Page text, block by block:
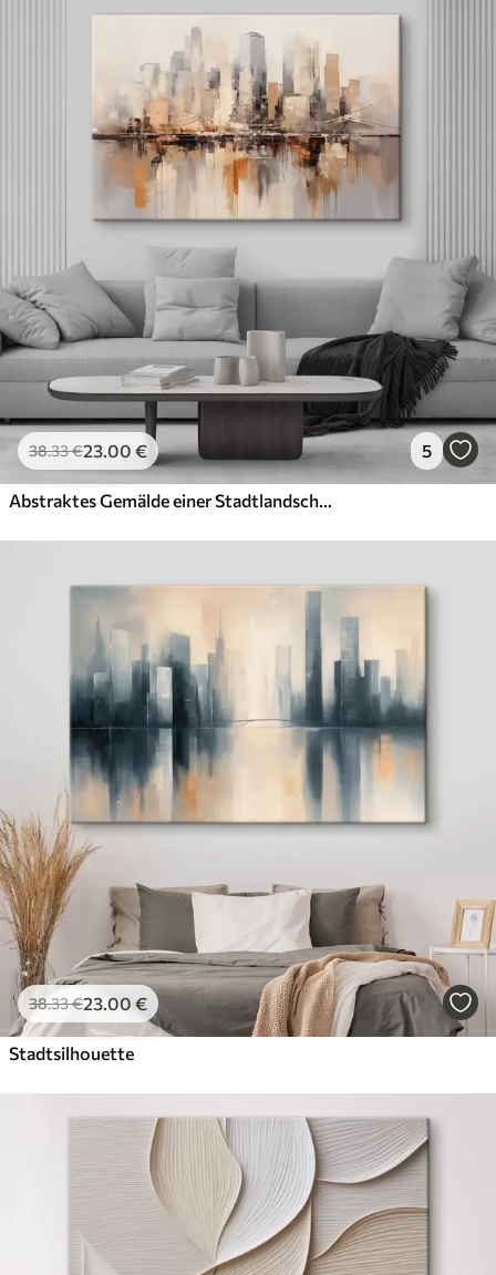
38.33€23.00 € 5
Abstraktes Gemälde einer Stadtlandschaft mit hohen Gebäuden in Braun-, Grau- und Weißtönen, die sich im Wasser spiegeln
38.33€23.00 €
Stadtsilhouette